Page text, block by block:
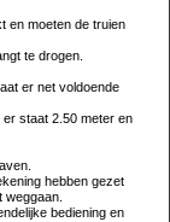
en moeten de truien
te drogen.
er net voldoende
staat 2.50 meter en
hebben gezet
weggaan.
bediening en